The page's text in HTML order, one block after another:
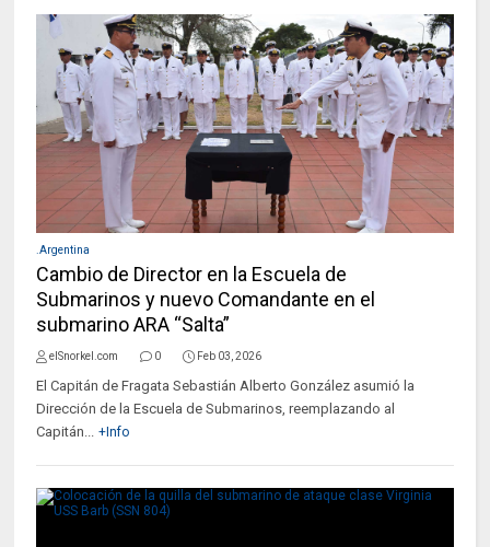
.Argentina
Cambio de Director en la Escuela de
Submarinos y nuevo Comandante en el
submarino ARA “Salta”
elSnorkel.com 0 Feb 03, 2026
El Capitán de Fragata Sebastián Alberto González asumió la
Dirección de la Escuela de Submarinos, reemplazando al
Capitán... +Info